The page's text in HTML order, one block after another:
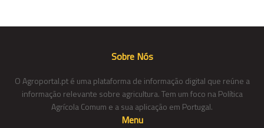
Sobre Nós
O Agroportal.pt é uma plataforma de informação digital que reúne a
informação relevante sobre agricultura. Tem um foco na Política
Agrícola Comum e a sua aplicação em Portugal.
Menu